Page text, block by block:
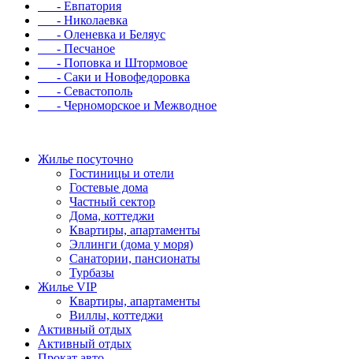
- Евпатория
- Николаевка
- Оленевка и Беляус
- Песчаное
- Поповка и Штормовое
- Саки и Новофедоровка
- Севастополь
- Черноморское и Межводное
Жилье посуточно
Гостиницы и отели
Гостевые дома
Частный сектор
Дома, коттеджи
Квартиры, апартаменты
Эллинги (дома у моря)
Санатории, пансионаты
Турбазы
Жилье VIP
Квартиры, апартаменты
Виллы, коттеджи
Активный отдых
Активный отдых